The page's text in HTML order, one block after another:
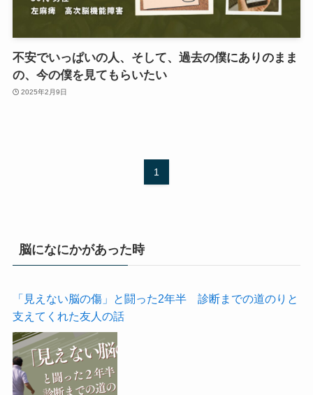
不安でいっぱいの人、そして、過去の僕にありのまま
の、今の僕を見てもらいたい
2025年2月9日
1
脳になにかがあった時
「見えない脳の傷」と闘った2年半 診断までの道のりと
支えてくれた友人の話